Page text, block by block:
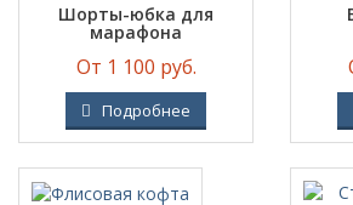
Шорты-юбка для
марафона
От 1 100 руб.
Подробнее